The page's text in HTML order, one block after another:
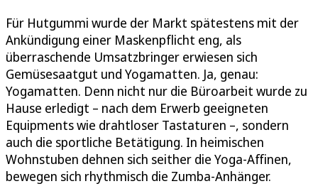
Für Hutgummi wurde der Markt spätestens mit der
Ankündigung einer Maskenpflicht eng, als
überraschende Umsatzbringer erwiesen sich
Gemüsesaatgut und Yogamatten. Ja, genau:
Yogamatten. Denn nicht nur die Büroarbeit wurde zu
Hause erledigt – nach dem Erwerb geeigneten
Equipments wie drahtloser Tastaturen –, sondern
auch die sportliche Betätigung. In heimischen
Wohnstuben dehnen sich seither die Yoga-Affinen,
bewegen sich rhythmisch die Zumba-Anhänger.